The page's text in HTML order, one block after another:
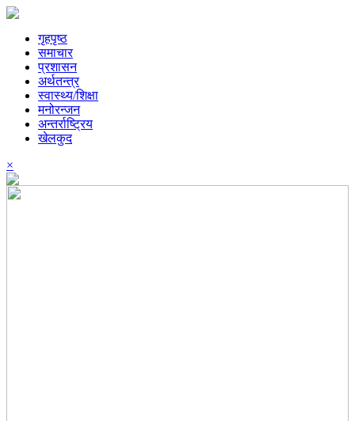
गृहपृष्ठ
समाचार
प्रशासन
अर्थतन्त्र
स्वास्थ्य/शिक्षा
मनोरन्जन
अन्तर्राष्ट्रिय
खेलकुद
×